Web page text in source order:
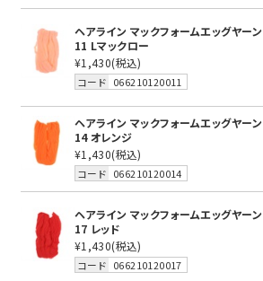
ヘアライン マックフォームエッグヤーン
11 Lマックロー
¥1,430(税込)
コード 066210120011
ヘアライン マックフォームエッグヤーン
14 オレンジ
¥1,430(税込)
コード 066210120014
ヘアライン マックフォームエッグヤーン
17 レッド
¥1,430(税込)
コード 066210120017